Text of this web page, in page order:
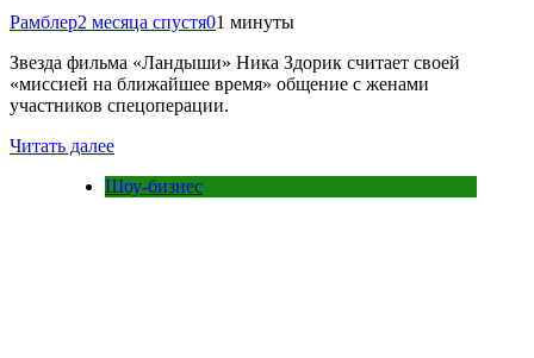
Рамблер2 месяца спустя01 минуты
Звезда фильма «Ландыши» Ника Здорик считает своей
«миссией на ближайшее время» общение с женами
участников спецоперации.
Читать далее
Шоу-бизнес